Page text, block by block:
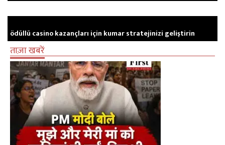
ödüllü casino kazançları için kumar stratejinizi geliştirin
ताज़ा खबरें